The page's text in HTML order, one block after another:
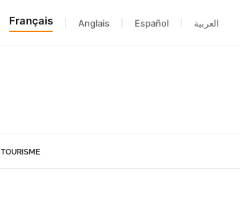
Français Anglais Español العربية
TOURISME